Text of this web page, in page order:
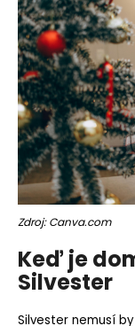
Zdroj: Canva.com
Keď je
Silvester
Silvester nemusí